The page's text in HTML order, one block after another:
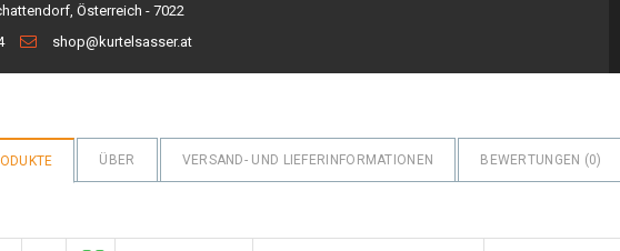
Österreich - 7022
shop@kurtelsasser.at
ÜBER VERSAND- UND LIEFERINFORMATIONEN BEWERTUNGEN (0)